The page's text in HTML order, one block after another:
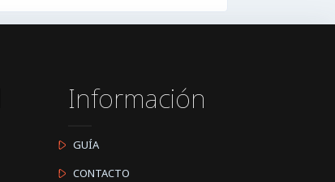
Información
GUÍA
CONTACTO